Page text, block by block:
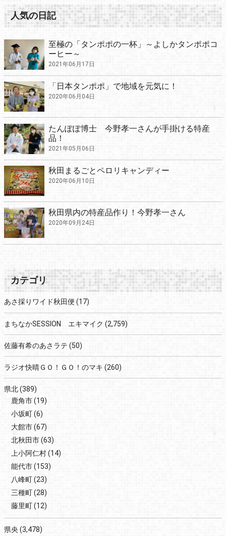
人気の日記
至極の「タンポポの一杯」～よしかタンポポコ
ーヒー～
2021年06月17日
「日本タンポポ」で地域を元気に！
2020年06月04日
たんぽぽ博士 今野孝一さんが手掛ける特産
品！
2021年05月06日
秋田まるごとペロリキャンディー
2020年06月10日
秋田県内の特産品作り！今野孝一さん
2020年09月24日
カテゴリ
あさ採りワイド秋田便 (17)
まちなかSESSION エキマイク (2,759)
佐藤有希のあさラテ (50)
ラジオ快晴ＧＯ！ＧＯ！のマキ (260)
県北(389)
鹿角市(19)
小坂町(6)
大館市(67)
北秋田市(63)
上小阿仁村(14)
能代市(153)
八峰町(23)
三種町(28)
藤里町(12)
県央 (3,478)